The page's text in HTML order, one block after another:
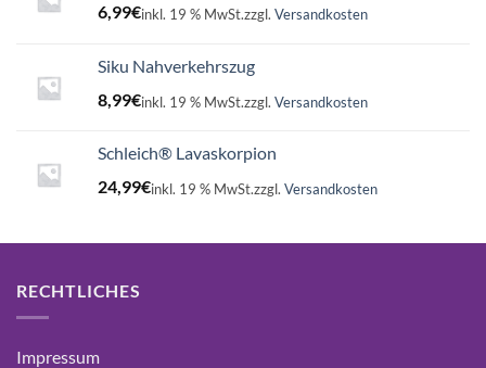
6,99€inkl. 19 % MwSt.zzgl. Versandkosten
Siku Nahverkehrszug
8,99€inkl. 19 % MwSt.zzgl. Versandkosten
Schleich® Lavaskorpion
24,99€inkl. 19 % MwSt.zzgl. Versandkosten
RECHTLICHES
Impressum